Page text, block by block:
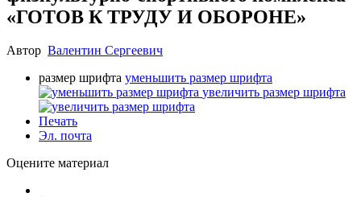
«ГОТОВ К ТРУДУ И ОБОРОНЕ»
Автор Валентин Сергеевич
размер шрифта уменьшить размер шрифта
увеличить размер шрифта
Печать
Эл. почта
Оцените материал